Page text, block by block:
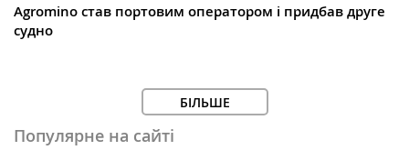
Agromino став портовим оператором і придбав друге
судно
БІЛЬШЕ
Популярне на сайті